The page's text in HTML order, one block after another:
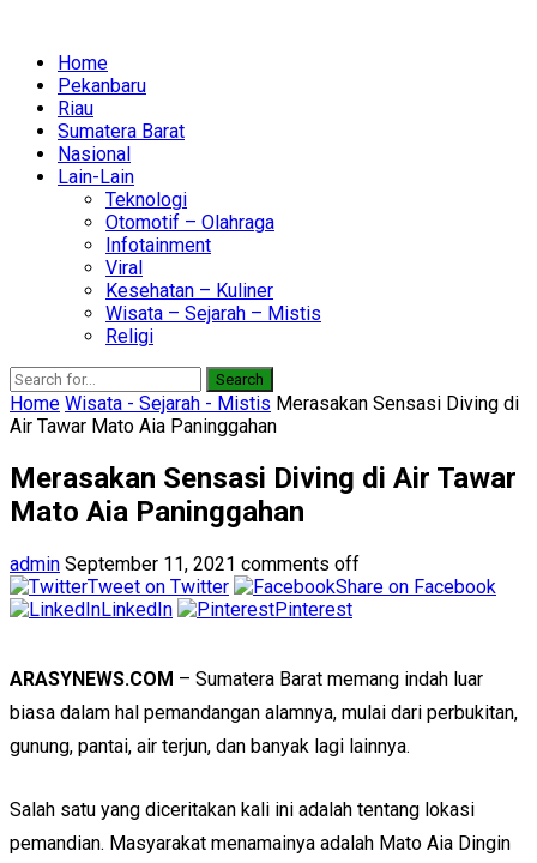
Home
Pekanbaru
Riau
Sumatera Barat
Nasional
Lain-Lain
Teknologi
Otomotif – Olahraga
Infotainment
Viral
Kesehatan – Kuliner
Wisata – Sejarah – Mistis
Religi
Search
Home Wisata - Sejarah - Mistis Merasakan Sensasi Diving di
Air Tawar Mato Aia Paninggahan
Merasakan Sensasi Diving di Air Tawar
Mato Aia Paninggahan
admin September 11, 2021 comments off
Tweet on Twitter
Share on Facebook
LinkedIn
Pinterest
ARASYNEWS.COM – Sumatera Barat memang indah luar
biasa dalam hal pemandangan alamnya, mulai dari perbukitan,
gunung, pantai, air terjun, dan banyak lagi lainnya.
Salah satu yang diceritakan kali ini adalah tentang lokasi
pemandian. Masyarakat menamainya adalah Mato Aia Dingin